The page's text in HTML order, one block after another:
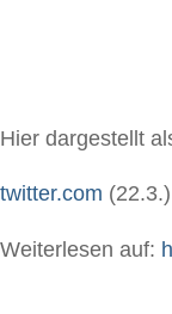
Hier dargestellt
twitter.com (22.3.)
Weiterlesen auf: